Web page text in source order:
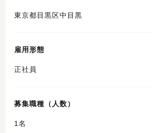
東京都目黒区中目黒
雇用形態
正社員
募集職種（人数）
1名